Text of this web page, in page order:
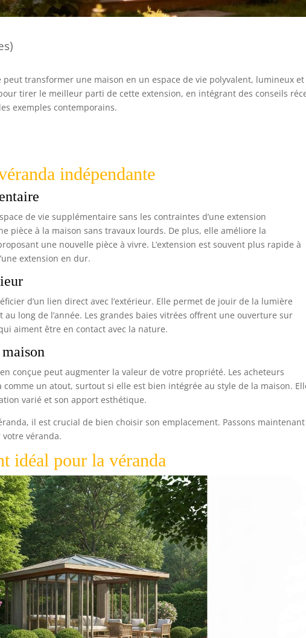
transformer une maison en un espace de vie polyvalent, lumineux et
tirer le meilleur parti de cette extension, en intégrant des conseils
exemples contemporains.
indépendante
de vie supplémentaire sans les contraintes d’une extension
pièce à la maison sans travaux lourds. De plus, elle améliore la
une nouvelle pièce à vivre. L’extension est souvent plus rapide à
extension en dur.
d’un lien direct avec l’extérieur. Elle permet de jouir de la lumière
long de l’année. Les grandes baies vitrées offrent une ouverture sur
aiment être en contact avec la nature.
conçue peut augmenter la valeur de votre propriété. Les acheteurs
un atout, surtout si elle est bien intégrée au style de la maison.
varié et son apport esthétique.
il est crucial de bien choisir son emplacement. Passons maintenant
votre véranda.
idéal pour la véranda